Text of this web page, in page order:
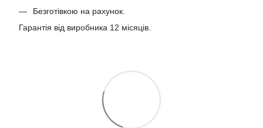
Безготівкою на рахунок.
Гарантія від виробника 12 місяців.